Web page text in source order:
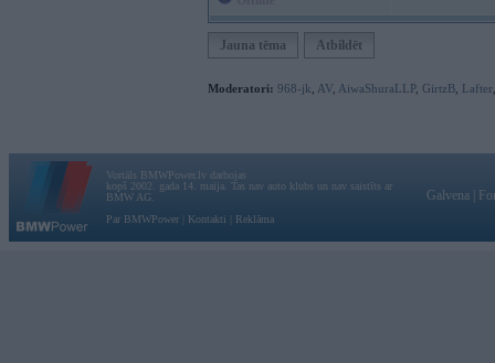
Jauna tēma Atbildēt
Moderatori: 968-jk AV AiwaShuraLLP, GirtzB Lafter
Vortāls BMWPower.lv darbojas
kopš 2002. gada 14. maija. Tas nav auto klubs un nav saistīts ar
BMW AG.
Par BMWPower
Kontakti Reklāma
Galvena